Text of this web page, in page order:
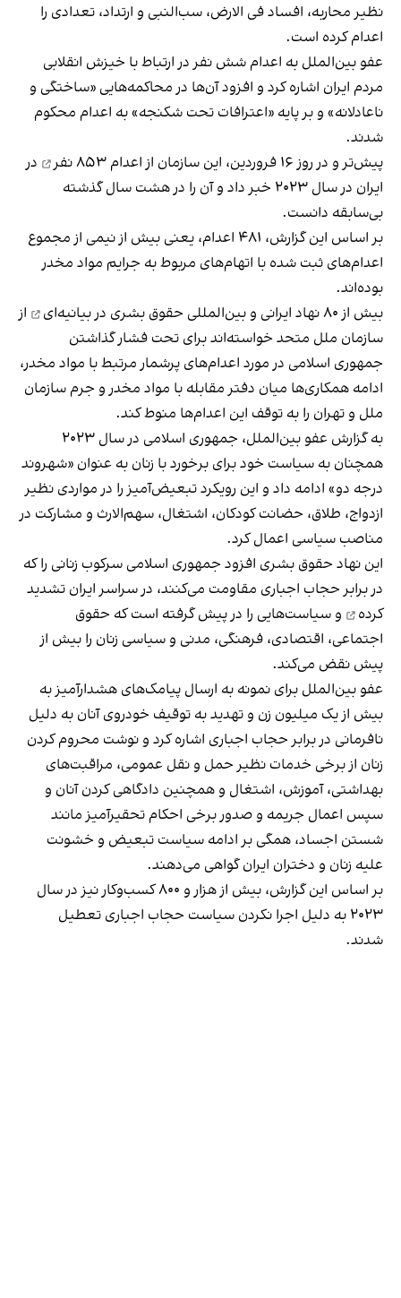
نظیر محاربه، افساد فی‌ الارض، سب‌النبی و ارتداد، تعدادی را
اعدام کرده است.
عفو بین‌الملل به اعدام شش نفر در ارتباط با خیزش انقلابی
مردم ایران اشاره کرد و افزود آن‌ها در محاکمه‌هایی «ساختگی و
ناعادلانه» و بر پایه «اعترافات تحت شکنجه» به اعدام محکوم
شدند.
پیش‌تر و در روز ۱۶ فروردین، این سازمان از
اعدام ۸۵۳ نفر
در
ایران در سال ۲۰۲۳ خبر داد و آن را در هشت سال گذشته
بی‌سابقه دانست.
بر اساس این گزارش، ۴۸۱ اعدام، یعنی بیش از نیمی از مجموع
اعدام‌های ثبت شده با اتهام‌های مربوط به جرایم‏ مواد مخدر
بوده‌اند.
بیش از ۸۰ نهاد ایرانی و بین‌المللی حقوق ‌بشری در
بیانیه‌ای
از
سازمان ملل متحد خواسته‌اند برای تحت فشار گذاشتن
جمهوری اسلامی در مورد اعدام‌های پرشمار مرتبط با مواد مخدر،
ادامه همکاری‌ها میان دفتر مقابله با مواد مخدر و جرم سازمان
ملل و تهران را به توقف این اعدام‌ها منوط کند.
به گزارش عفو بین‌الملل، جمهوری اسلامی در سال ۲۰۲۳
همچنان به سیاست خود برای برخورد با زنان به عنوان «شهروند
درجه دو» ادامه داد و این رویکرد تبعیض‌آمیز را در مواردی نظیر
ازدواج، طلاق، حضانت کودکان، اشتغال، سهم‌الارث و مشارکت در
مناصب سیاسی اعمال کرد.
این نهاد حقوق بشری افزود جمهوری اسلامی سرکوب زنانی را که
در برابر حجاب اجباری مقاومت می‌کنند، در سراسر ایران تشدید
کرده
و سیاست‌هایی را در پیش گرفته است که حقوق
اجتماعی، اقتصادی، فرهنگی، مدنی و سیاسی زنان را بیش از
پیش نقض می‌کند.
عفو بین‌الملل برای نمونه به ارسال پیامک‌های هشدارآمیز به
بیش از یک میلیون زن و تهدید به توقیف خودروی آنان به دلیل
نافرمانی در برابر حجاب اجباری اشاره کرد و نوشت محروم کردن
زنان از برخی خدمات نظیر حمل و نقل عمومی، مراقبت‌های
بهداشتی، آموزش، اشتغال و همچنین دادگاهی کردن آنان و
سپس اعمال جریمه و صدور برخی احکام تحقیرآمیز مانند
شستن اجساد، همگی بر ادامه سیاست تبعیض و خشونت
علیه زنان و دختران ایران گواهی می‌دهند.
بر اساس این گزارش، بیش از هزار و ۸۰۰ کسب‌وکار نیز در سال
۲۰۲۳ به دلیل اجرا نکردن سیاست حجاب اجباری تعطیل
شدند.